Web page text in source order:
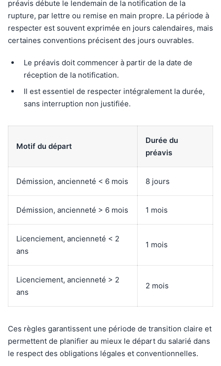
préavis débute le lendemain de la notification de la
rupture, par lettre ou remise en main propre. La période à
respecter est souvent exprimée en jours calendaires, mais
certaines conventions précisent des jours ouvrables.
Le préavis doit commencer à partir de la date de
réception de la notification.
Il est essentiel de respecter intégralement la durée,
sans interruption non justifiée.
Motif du départ
Durée du
préavis
Démission, ancienneté < 6 mois 8 jours
Démission, ancienneté > 6 mois 1 mois
Licenciement, ancienneté < 2
ans
1 mois
Licenciement, ancienneté > 2
ans
2 mois
Ces règles garantissent une période de transition claire et
permettent de planifier au mieux le départ du salarié dans
le respect des obligations légales et conventionnelles.